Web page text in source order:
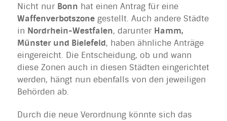
Nicht nur Bonn hat einen Antrag für eine
Waffenverbotszone gestellt. Auch andere Städte
in Nordrhein-Westfalen, darunter Hamm,
Münster und Bielefeld, haben ähnliche Anträge
eingereicht. Die Entscheidung, ob und wann
diese Zonen auch in diesen Städten eingerichtet
werden, hängt nun ebenfalls von den jeweiligen
Behörden ab.
Durch die neue Verordnung könnte sich das